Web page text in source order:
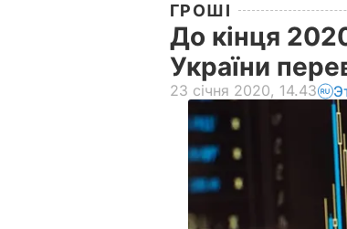
ГРОШІ
До кінця
України
23 січня 2020, 14.43